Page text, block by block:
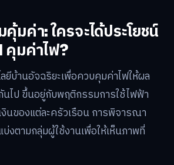
มค่า: ใครจะได้ประโยชน์
คุมค่าไฟ?
ยีบ้านอัจฉริยะเพื่อควบคุมค่าไฟให้ผล
ไป ขึ้นอยู่กับพฤติกรรมการใช้ไฟฟ้า
งินของแต่ละครัวเรือน การพิจารณา
งตามกลุ่มผู้ใช้งานเพื่อให้เห็นภาพที่